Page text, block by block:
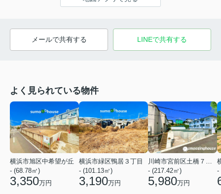
メールで共有する LINEで共有する
よく見られている物件
横浜市旭区中希望が丘
- (68.78㎡)
3,350万円
横浜市緑区鴨居３丁目
- (101.13㎡)
3,190万円
川崎市宮前区土橋７丁目
- (217.42㎡)
5,980万円
-